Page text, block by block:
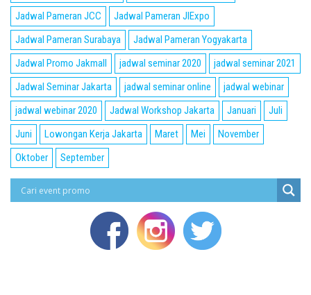
Jadwal Pameran JCC
Jadwal Pameran JIExpo
Jadwal Pameran Surabaya
Jadwal Pameran Yogyakarta
Jadwal Promo Jakmall
jadwal seminar 2020
jadwal seminar 2021
Jadwal Seminar Jakarta
jadwal seminar online
jadwal webinar
jadwal webinar 2020
Jadwal Workshop Jakarta Januari
Juli
Juni
Lowongan Kerja Jakarta Maret Mei
November
Oktober
September